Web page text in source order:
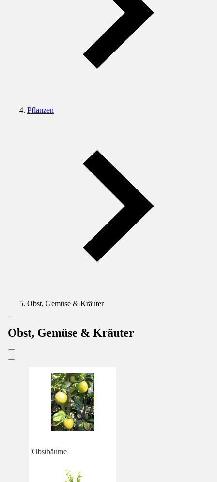
Pflanzen
Obst, Gemüse & Kräuter
Obst, Gemüse & Kräuter
Obstbäume